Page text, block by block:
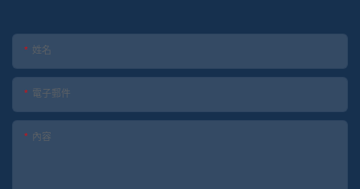
姓名
電子郵件
內容